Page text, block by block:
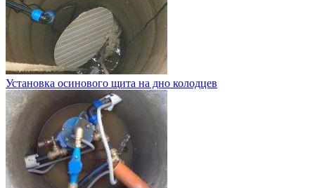
Установка осинового щита на дно колодцев